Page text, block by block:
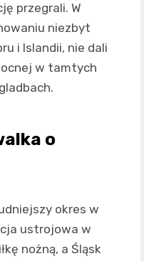
przegrali. W
niezbyt
i Islandii, nie dali
w tamtych
o
okres w
ustrojowa w
nożną, a Śląsk